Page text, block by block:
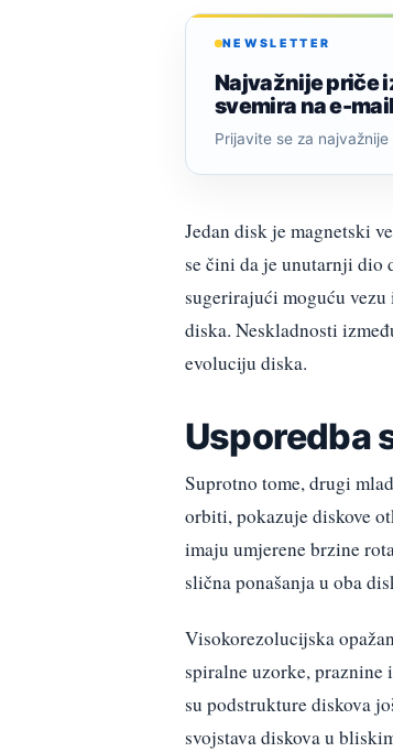
NEWSLETTER
Najvažnije priče
svemira na e-
Prijavite se za
Jedan disk je magnetski
se čini da je unutarnji dio
sugerirajući moguću
diska. Neskladnosti
evoluciju diska.
Usporedba
Suprotno tome, drugi
orbiti, pokazuje diskove
imaju umjerene brzine
slična ponašanja u oba
Visokorezolucijska
spiralne uzorke,
su podstrukture diskova
svojstava diskova u